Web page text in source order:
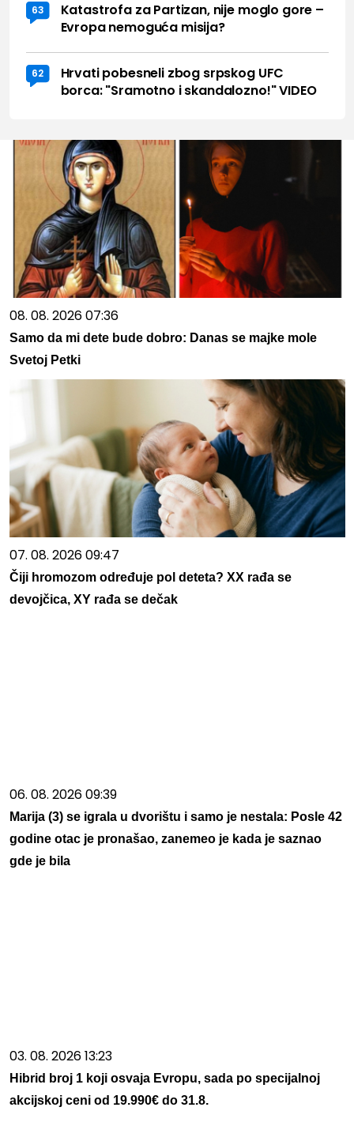
63
Katastrofa za Partizan, nije moglo gore –
Evropa nemoguća misija?
62
Hrvati pobesneli zbog srpskog UFC
borca: "Sramotno i skandalozno!" VIDEO
08. 08. 2026 07:36
Samo da mi dete bude dobro: Danas se majke mole
Svetoj Petki
07. 08. 2026 09:47
Čiji hromozom određuje pol deteta? XX rađa se
devojčica, XY rađa se dečak
06. 08. 2026 09:39
Marija (3) se igrala u dvorištu i samo je nestala: Posle 42
godine otac je pronašao, zanemeo je kada je saznao
gde je bila
03. 08. 2026 13:23
Hibrid broj 1 koji osvaja Evropu, sada po specijalnoj
akcijskoj ceni od 19.990€ do 31.8.